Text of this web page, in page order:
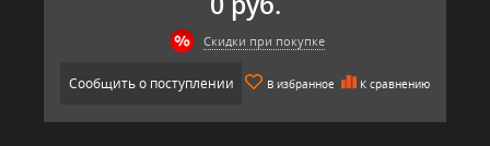
Скидки при покупке
Сообщить о поступлении В избранное К сравнению